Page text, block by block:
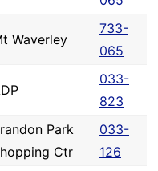
Waverley
733-
065
033-
823
Park
Ctr
033-
126